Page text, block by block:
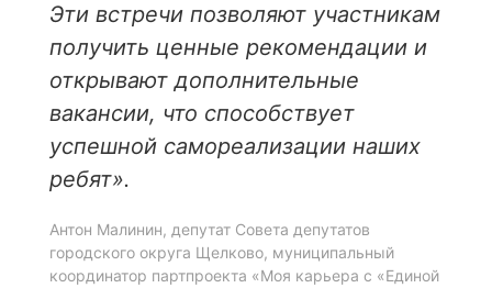
Эти встречи позволяют участникам
получить ценные рекомендации и
открывают дополнительные
вакансии, что способствует
успешной самореализации наших
ребят».
Антон Малинин, депутат Совета депутатов
городского округа Щелково, муниципальный
координатор партпроекта «Моя карьера с «Единой